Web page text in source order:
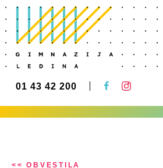
01 43 42 200
<< OBVESTILA